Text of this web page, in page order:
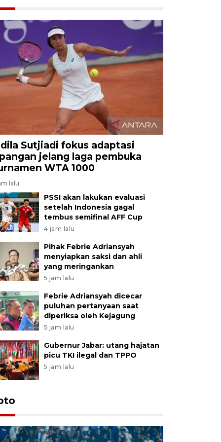
Sutjiadi fokus adaptasi
jelang laga pembuka
WTA 1000
lalu
PSSI akan lakukan evaluasi
setelah Indonesia gagal
tembus semifinal AFF Cup
4 jam lalu
Pihak Febrie Adriansyah
menyiapkan saksi dan ahli
yang meringankan
5 jam lalu
Febrie Adriansyah dicecar
puluhan pertanyaan saat
diperiksa oleh Kejagung
5 jam lalu
Gubernur Jabar: utang hajatan
picu TKI ilegal dan TPPO
5 jam lalu